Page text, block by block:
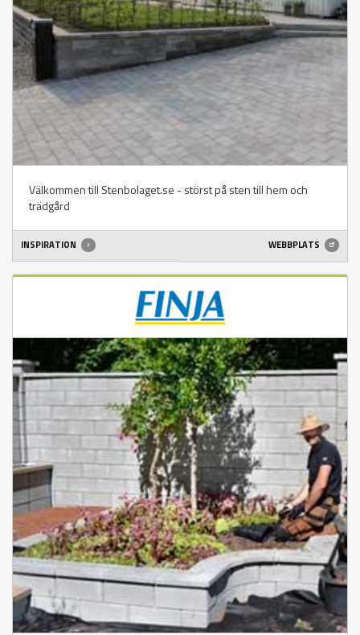
Välkommen till Stenbolaget.se - störst på sten till hem och
trädgård
INSPIRATION WEBBPLATS